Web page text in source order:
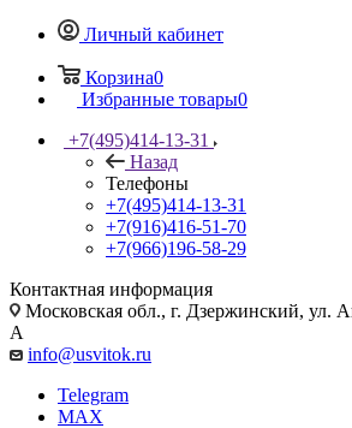
Личный кабинет
Корзина0
Избранные товары0
+7(495)414-13-31
Назад
Телефоны
+7(495)414-13-31
+7(916)416-51-70
+7(966)196-58-29
Контактная информация
Московская обл., г. Дзержинский, ул.
А
info@usvitok.ru
Telegram
MAX